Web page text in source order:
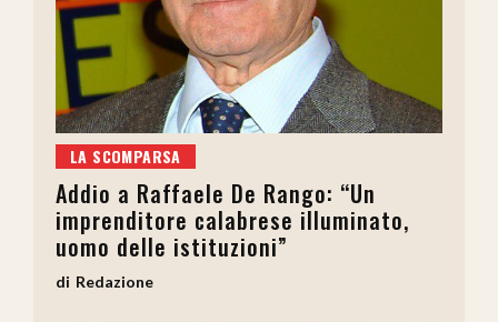
LA SCOMPARSA
Addio a Raffaele De Rango: “Un
imprenditore calabrese illuminato,
uomo delle istituzioni”
Redazione